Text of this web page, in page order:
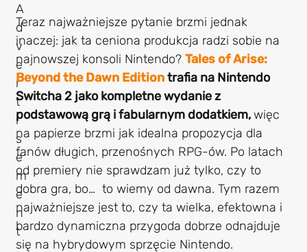
Teraz najważniejsze pytanie brzmi jednak
inaczej: jak ta ceniona produkcja radzi sobie na
najnowszej konsoli Nintendo? Tales of Arise:
Beyond the Dawn Editiontrafia na Nintendo
Switcha 2 jako kompletne wydanie z
podstawową grą i fabularnym dodatkiem,więc
na papierze brzmi jak idealna propozycja dla
fanów długich, przenośnych RPG-ów. Po latach
od premiery nie sprawdzam już tylko, czy to
dobra gra, bo… to wiemy od dawna. Tym razem
najważniejsze jest to, czy ta wielka, efektowna i
bardzo dynamiczna przygoda dobrze odnajduje
się na hybrydowym sprzęcie Nintendo.